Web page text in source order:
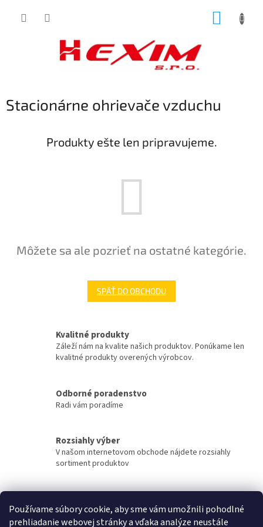
Používame súbory cookie, aby sme vám umožnili pohodlné
prehliadanie webovej stránky a vďaka analýze neustále
Stacionárne ohrievače vzduchu
Produkty ešte len pripravujeme.
Môžete sa ale pozrieť na ostatné kategórie.
SPÄŤ DO OBCHODU
Kvalitné produkty
Záleží nám na kvalite našich produktov. Ponúkame len
kvalitné produkty overených výrobcov.
Odborné poradenstvo
Radi vám poradíme
Rozsiahly výber
V našom internetovom obchode nájdete rozsiahly
sortiment produktov
Tovar sa snažíme doručiť v najkratšom možnom čase.